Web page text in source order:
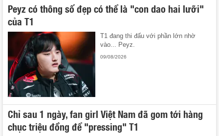
Peyz có thông số đẹp có thể là "con dao hai lưỡi"
của T1
T1 đang thi đấu với phần lớn nhờ
vào... Peyz.
09/08/2026
Chỉ sau 1 ngày, fan girl Việt Nam đã gom tới hàng
chục triệu đồng để "pressing" T1